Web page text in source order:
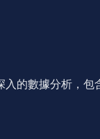
的數據分析，